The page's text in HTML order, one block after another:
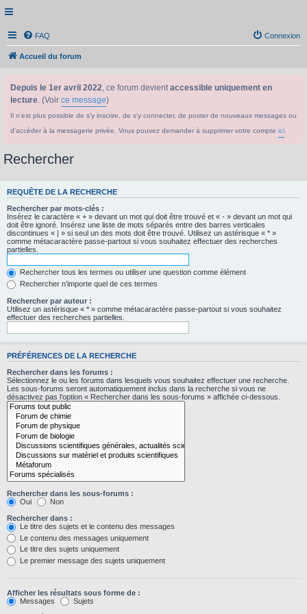
FAQ Connexion
Accueil du forum
Depuis le 1er avril 2022, ce forum devientaccessible uniquement en
lecture. (Voir ce message)
Il n'est plus possible de s'y inscrire, de s'y connecter, de poster de nouveaux messages ou
d'accéder à la messagerie privée. Vous pouvez demander à supprimer votre compte ici
Rechercher
REQUÊTE DE LA RECHERCHE
Rechercher par mots-clés :
Insérez le caractère « + » devant un mot qui doit être trouvé et « - » devant un mot qui
doit être ignoré. Insérez une liste de mots séparés entre des barres verticales
discontinues « | » si seul un des mots doit être trouvé. Utilisez un astérisque « * »
comme métacaractère passe-partout si vous souhaitez effectuer des recherches
partielles.
Rechercher tous les termes ou utiliser une question comme élément
Rechercher n’importe quel de ces termes
Rechercher par auteur :
Utilisez un astérisque « * » comme métacaractère passe-partout si vous souhaitez
effectuer des recherches partielles.
PRÉFÉRENCES DE LA RECHERCHE
Rechercher dans les forums :
Sélectionnez le ou les forums dans lesquels vous souhaitez effectuer une recherche.
Les sous-forums seront automatiquement inclus dans la recherche si vous ne
désactivez pas l’option « Rechercher dans les sous-forums » affichée ci-dessous.
Rechercher dans les sous-forums :
Oui
Non
Rechercher dans :
Le titre des sujets et le contenu des messages
Le contenu des messages uniquement
Le titre des sujets uniquement
Le premier message des sujets uniquement
Afficher les résultats sous forme de :
Messages
Sujets